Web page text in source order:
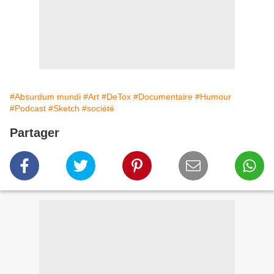
#Absurdum mundi #Art #DeTox #Documentaire #Humour
#Podcast #Sketch #société
Partager